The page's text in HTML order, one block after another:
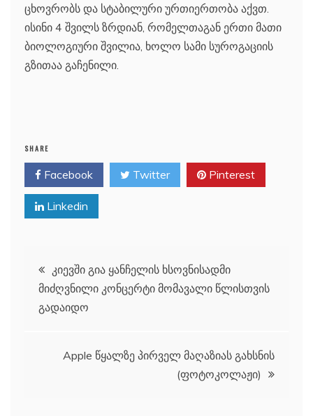
ცხოვრობს და სტაბილური ურთიერთობა აქვთ.
ისინი 4 შვილს ზრდიან, რომელთაგან ერთი მათი
ბიოლოგიური შვილია, ხოლო სამი სუროგაციის
გზითაა გაჩენილი.
SHARE
Facebook Twitter Pinterest
Linkedin
პოსტის
ნავიგაცია
კიევში გია ყანჩელის ხსოვნისადმი
მიძღვნილი კონცერტი მომავალი წლისთვის
გადაიდო
Apple წყალზე პირველ მაღაზიას გახსნის
(ფოტოკოლაჟი)